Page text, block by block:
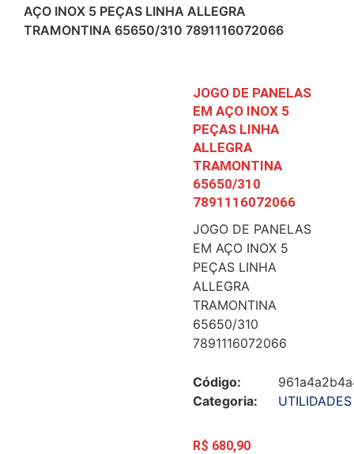
AÇO INOX 5 PEÇAS LINHA ALLEGRA
TRAMONTINA 65650/310 7891116072066
JOGO DE PANELAS
EM AÇO INOX 5
PEÇAS LINHA
ALLEGRA
TRAMONTINA
65650/310
7891116072066
JOGO DE PANELAS
EM AÇO INOX 5
PEÇAS LINHA
ALLEGRA
TRAMONTINA
65650/310
7891116072066
Código:
Categoria:
UTILIDADES
R$ 680,90